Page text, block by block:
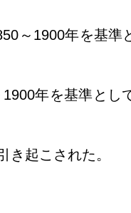
～1900年を基準
年を基準と
起こされた。